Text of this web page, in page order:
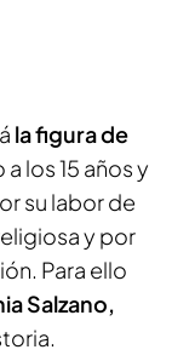
la figura de
los 15 años y
su labor de
y por
Para ello
Salzano,